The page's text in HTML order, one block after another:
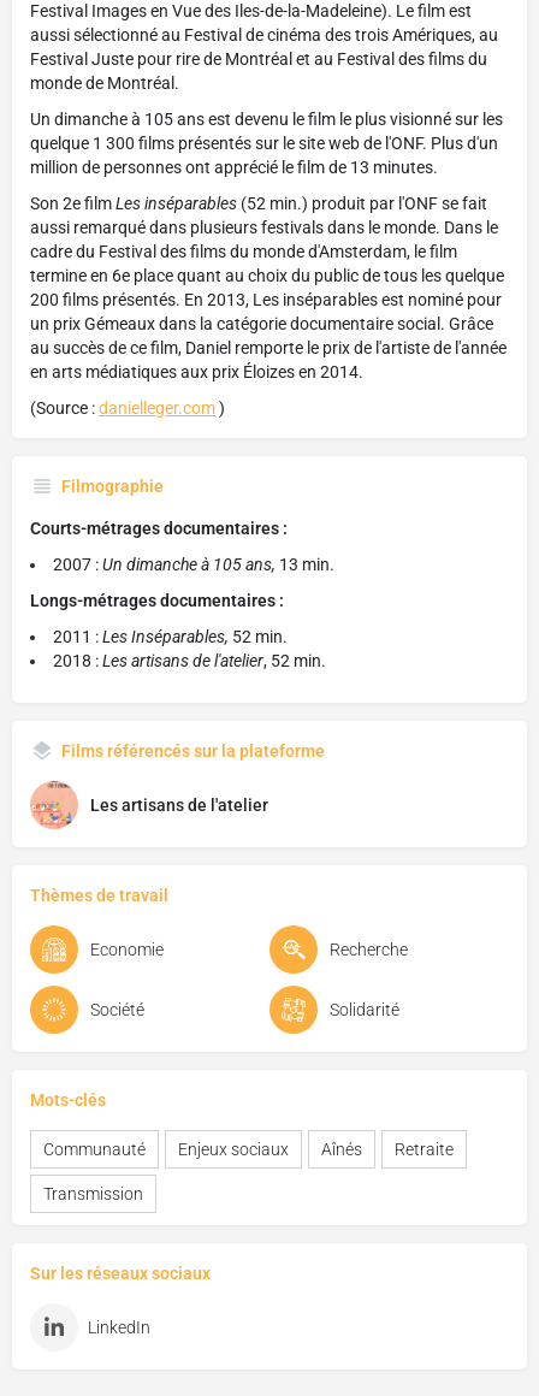
Festival Images en Vue des Iles-de-la-Madeleine). Le film est
aussi sélectionné au Festival de cinéma des trois Amériques, au
Festival Juste pour rire de Montréal et au Festival des films du
monde de Montréal.
Un dimanche à 105 ans est devenu le film le plus visionné sur les
quelque 1 300 films présentés sur le site web de l'ONF. Plus d'un
million de personnes ont apprécié le film de 13 minutes.
Son 2e filmLes inséparables (52 min.) produit par l'ONF se fait
aussi remarqué dans plusieurs festivals dans le monde. Dans le
cadre du Festival des films du monde d'Amsterdam, le film
termine en 6e place quant au choix du public de tous les quelque
200 films présentés. En 2013, Les inséparables est nominé pour
un prix Gémeaux dans la catégorie documentaire social. Grâce
au succès de ce film, Daniel remporte le prix de l'artiste de l'année
en arts médiatiques aux prix Éloizes en 2014.
(Source :danielleger.com)
Filmographie
Courts-métrages documentaires :
2007 :Un dimanche à 105 ans, 13 min.
Longs-métrages documentaires :
2011 :Les Inséparables, 52 min.
2018 :Les artisans de l'atelier, 52 min.
Films référencés sur la plateforme
Les artisans de l'atelier
Thèmes de travail
Economie Recherche
Société Solidarité
Mots-clés
Communauté Enjeux sociaux Aînés Retraite
Transmission
Sur les réseaux sociaux
LinkedIn